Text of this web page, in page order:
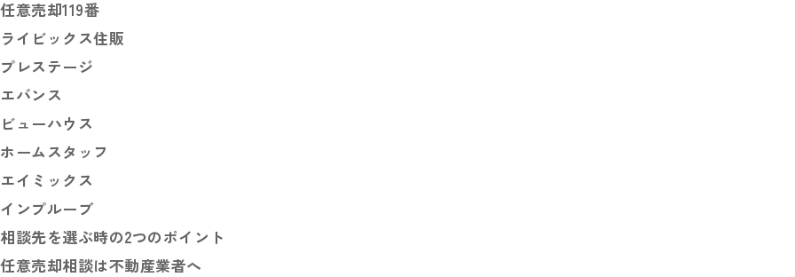
任意売却119番
ライビックス住販
プレステージ
エバンス
ビューハウス
ホームスタッフ
エイミックス
インプルーブ
相談先を選ぶ時の2つのポイント
任意売却相談は不動産業者へ